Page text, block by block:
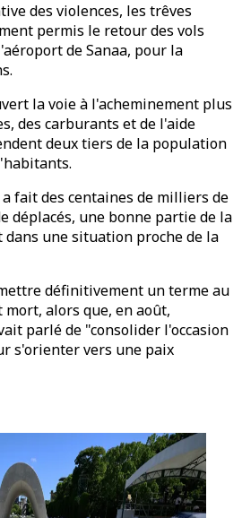
des violences, les trêves
permis le retour des vols
de Sanaa, pour la
la voie à l'acheminement plus
des carburants et de l'aide
deux tiers de la population
fait des centaines de milliers de
déplacés, une bonne partie de la
une situation proche de la
définitivement un terme au
alors que, en août,
parlé de "consolider l'occasion
s'orienter vers une paix